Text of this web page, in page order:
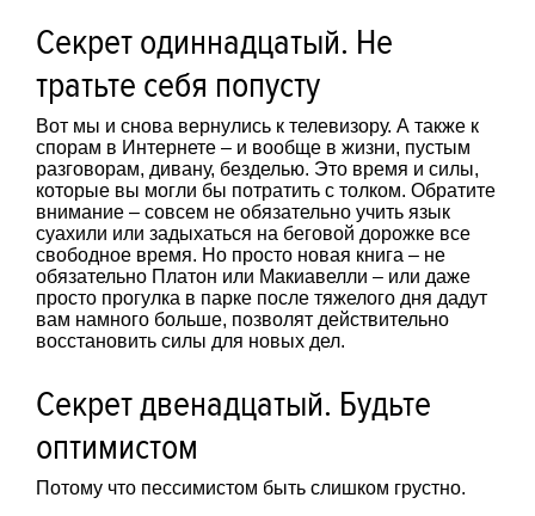
Секрет одиннадцатый. Не
тратьте себя попусту
Вот мы и снова вернулись к телевизору. А также к
спорам в Интернете – и вообще в жизни, пустым
разговорам, дивану, безделью. Это время и силы,
которые вы могли бы потратить с толком. Обратите
внимание – совсем не обязательно учить язык
суахили или задыхаться на беговой дорожке все
свободное время. Но просто новая книга – не
обязательно Платон или Макиавелли – или даже
просто прогулка в парке после тяжелого дня дадут
вам намного больше, позволят действительно
восстановить силы для новых дел.
Секрет двенадцатый. Будьте
оптимистом
Потому что пессимистом быть слишком грустно.